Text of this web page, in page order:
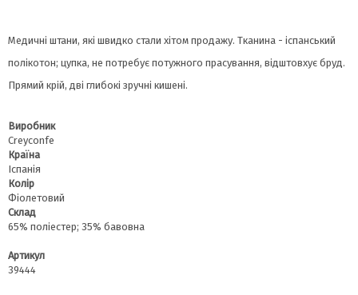
Медичні штани, які швидко стали хітом продажу. Тканина - іспанський
полікотон; цупка, не потребує потужного прасування, відштовхує бруд.
Прямий крій, дві глибокі зручні кишені.
Виробник
Сreyconfe
Країна
Іспанія
Колір
Фіолетовий
Склад
65% поліестер; 35% бавовна
Артикул
39444